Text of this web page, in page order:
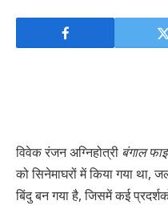
विवेक रंजन अग्निहोत्री बंगाल
को सिनेमाघरों में किया गया था,
बिंदु बन गया है, जिसमें कई